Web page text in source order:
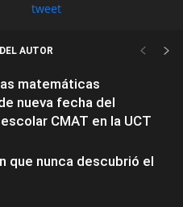
tweet
AUTOR
matemáticas
nueva fecha del
CMAT en la UCT
que nunca descubrió el